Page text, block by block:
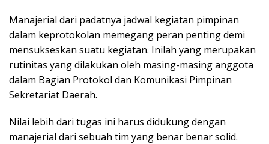
Manajerial dari padatnya jadwal kegiatan pimpinan
dalam keprotokolan memegang peran penting demi
mensukseskan suatu kegiatan. Inilah yang merupakan
rutinitas yang dilakukan oleh masing-masing anggota
dalam Bagian Protokol dan Komunikasi Pimpinan
Sekretariat Daerah.
Nilai lebih dari tugas ini harus didukung dengan
manajerial dari sebuah tim yang benar benar solid.